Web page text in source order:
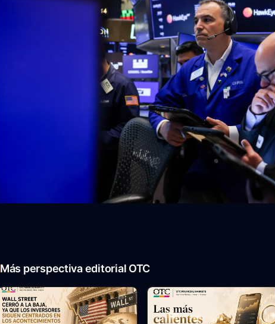
Más perspectiva editorial OTC